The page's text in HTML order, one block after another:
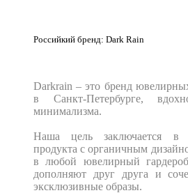
Российкий бренд: Dark Rain
Darkrain – это бренд
в Санкт-Петербурге,
минимализма.
Наша цель заключается в
продукта с органичным
в любой ювелирный
дополняют друг друга и
эксклюзивные образы.